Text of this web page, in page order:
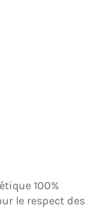
100%
le respect des